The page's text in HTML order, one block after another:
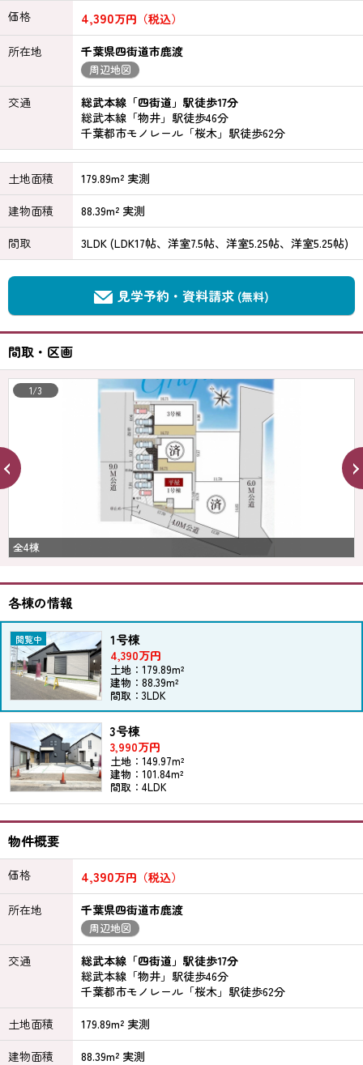
価格 4,390万円（税込）
所在地
千葉県四街道市鹿渡
周辺地図
交通
総武本線「四街道」駅徒歩17分
総武本線「物井」駅徒歩46分
千葉都市モノレール「桜木」駅徒歩62分
土地面積
179.89m² 実測
建物面積
88.39m² 実測
間取
3LDK (LDK17帖、洋室7.5帖、洋室5.25帖、洋室5.25帖)
見学予約・資料請求 (無料)
間取・区画
全4棟
1/3
各棟の情報
1号棟
4,390万円
土地：179.89m²
建物：88.39m²
間取：3LDK
3号棟
3,990万円
土地：149.97m²
建物：101.84m²
間取：4LDK
物件概要
価格 4,390万円（税込）
所在地
千葉県四街道市鹿渡
周辺地図
交通
総武本線「四街道」駅徒歩17分
総武本線「物井」駅徒歩46分
千葉都市モノレール「桜木」駅徒歩62分
土地面積
179.89m² 実測
建物面積
88.39m² 実測